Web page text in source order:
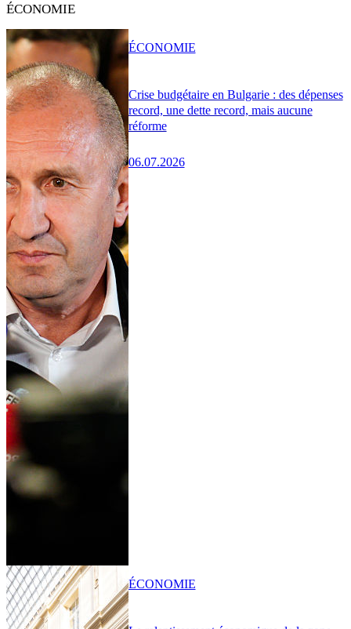
ÉCONOMIE
Crise budgétaire en Bulgarie : des dépenses
record, une dette record, mais aucune
réforme
06.07.2026
ÉCONOMIE
ÉCONOMIE